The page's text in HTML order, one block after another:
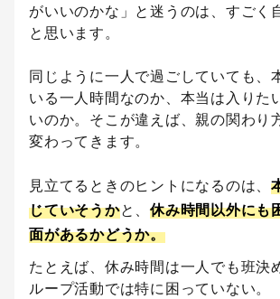
がいいのかな」と迷うのは、すごく
と思います。
同じように一人で過ごしていても、
いる一人時間なのか、本当は入りた
いのか。そこが違えば、親の関わり
変わってきます。
見立てるときのヒントになるのは、
じていそうかと、 休み時間以外にも
面があるかどうか。
たとえば、休み時間は一人でも班決
ループ活動では特に困っていない。